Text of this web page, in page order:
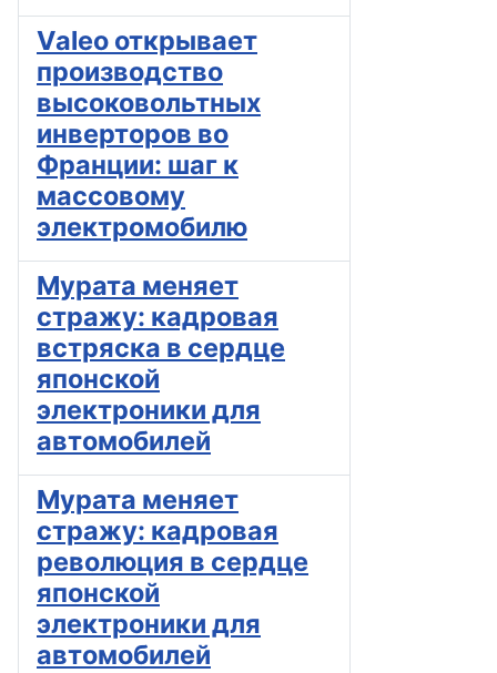
Valeo открывает
производство
высоковольтных
инверторов во
Франции: шаг к
массовому
электромобилю
Мурата меняет
стражу: кадровая
встряска в сердце
японской
электроники для
автомобилей
Мурата меняет
стражу: кадровая
революция в сердце
японской
электроники для
автомобилей